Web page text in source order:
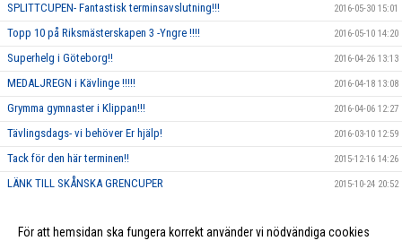
SPLITTCUPEN- Fantastisk terminsavslutning!!! 2016-05-30 15:01
Topp 10 på Riksmästerskapen 3 -Yngre !!!! 2016-05-10 14:20
Superhelg i Göteborg!! 2016-04-26 13:13
MEDALJREGN i Kävlinge !!!!! 2016-04-18 13:08
Grymma gymnaster i Klippan!!! 2016-04-06 12:27
Tävlingsdags- vi behöver Er hjälp! 2016-03-10 12:59
Tack för den här terminen!! 2015-12-16 14:26
LÄNK TILL SKÅNSKA GRENCUPER 2015-10-24 20:52
Vi ska annordna en tävling, och behöver DIN hjälp!! 2015-09-10 13:26
För att hemsidan ska fungera korrekt använder vi nödvändiga cookies